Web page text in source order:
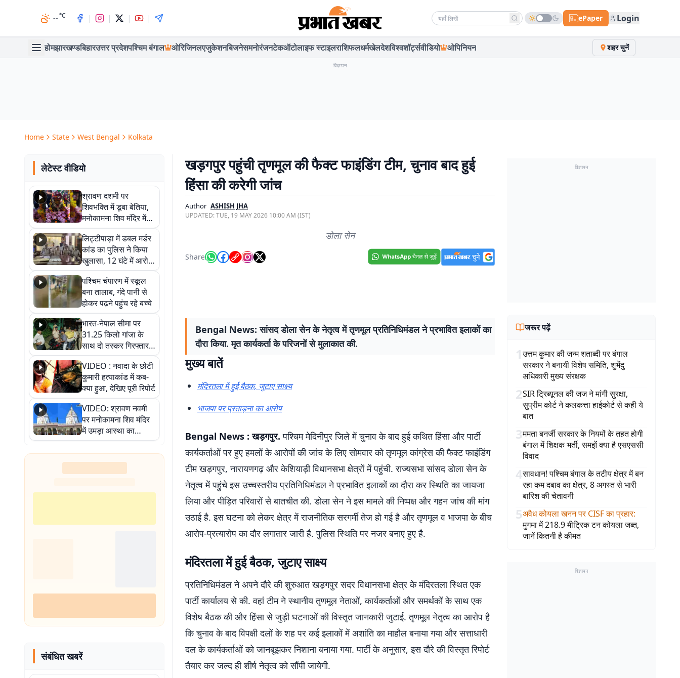
--°C | | | | Search news ePaper Login
होमझारखण्डबिहारउत्तर प्रदेशपश्चिम बंगाल ओरिजिनलएजुकेशनबिजनेसमनोरंजनटेकऑटोलाइफ स्टाइलराशिफलधर्मखेलदेशविश्वशॉर्ट्सवीडियो ओपिनियन शहर चुनें
विज्ञापन
Home State West Bengal Kolkata
लेटेस्ट वीडियो
श्रावण दशमी पर
शिवभक्ति में डूबा बेतिया,
मनोकामना शिव मंदिर में
हुआ भव्य श्रृंगार
लिट्टीपाड़ा में डबल मर्डर
कांड का पुलिस ने किया
खुलासा, 12 घंटे में आरोपी
गिरफ्तार
पश्चिम चंपारण में स्कूल
बना तालाब, गंदे पानी से
होकर पढ़ने पहुंच रहे बच्चे
भारत-नेपाल सीमा पर
31.25 किलो गांजा के
साथ दो तस्कर गिरफ्तार,
नेपाली नंबर की बाइक
जब्त
VIDEO : नवादा के छोटी
कुमारी हत्याकांड में कब-
क्या हुआ, देखिए पूरी रिपोर्ट
VIDEO: श्रावण नवमी
पर मनोकामना शिव मंदिर
में उमड़ा आस्था का
सैलाब, हर-हर महादेव के
जयघोष से गूंजा परिसर
संबंधित खबरें
खड़गपुर पहुंची तृणमूल की फैक्ट फाइंडिंग टीम, चुनाव बाद हुई
हिंसा की करेगी जांच
Author ASHISH JHA
UPDATED:TUE, 19 MAY 2026 10:00 AM (IST)
डोला सेन
Share
Bengal News: सांसद डोला सेन के नेतृत्व में तृणमूल प्रतिनिधिमंडल ने प्रभावित इलाकों का
दौरा किया. मृत कार्यकर्ता के परिजनों से मुलाकात की.
मुख्य बातें
मंदिरतला में हुई बैठक, जुटाए साक्ष्य
भाजपा पर प्रताड़ना का आरोप
Bengal News : खड़गपुर. पश्चिम मेदिनीपुर जिले में चुनाव के बाद हुई कथित हिंसा और पार्टी
कार्यकर्ताओं पर हुए हमलों के आरोपों की जांच के लिए सोमवार को तृणमूल कांग्रेस की फैक्ट फाइंडिंग
टीम खड़गपुर, नारायणगढ़ और केशियाड़ी विधानसभा क्षेत्रों में पहुंची. राज्यसभा सांसद डोला सेन के
नेतृत्व में पहुंचे इस उच्चस्तरीय प्रतिनिधिमंडल ने प्रभावित इलाकों का दौरा कर स्थिति का जायजा
लिया और पीड़ित परिवारों से बातचीत की. डोला सेन ने इस मामले की निष्पक्ष और गहन जांच की मांग
उठाई है. इस घटना को लेकर क्षेत्र में राजनीतिक सरगर्मी तेज हो गई है और तृणमूल व भाजपा के बीच
आरोप-प्रत्यारोप का दौर लगातार जारी है. पुलिस स्थिति पर नजर बनाए हुए है.
मंदिरतला में हुई बैठक, जुटाए साक्ष्य
प्रतिनिधिमंडल ने अपने दौरे की शुरुआत खड़गपुर सदर विधानसभा क्षेत्र के मंदिरतला स्थित एक
पार्टी कार्यालय से की. वहां टीम ने स्थानीय तृणमूल नेताओं, कार्यकर्ताओं और समर्थकों के साथ एक
विशेष बैठक की और हिंसा से जुड़ी घटनाओं की विस्तृत जानकारी जुटाई. तृणमूल नेतृत्व का आरोप है
कि चुनाव के बाद विपक्षी दलों के शह पर कई इलाकों में अशांति का माहौल बनाया गया और सत्ताधारी
दल के कार्यकर्ताओं को जानबूझकर निशाना बनाया गया. पार्टी के अनुसार, इस दौरे की विस्तृत रिपोर्ट
तैयार कर जल्द ही शीर्ष नेतृत्व को सौंपी जायेगी.
विज्ञापन
जरूर पढ़ें
1उत्तम कुमार की जन्म शताब्दी पर बंगाल
सरकार ने बनायी विशेष समिति, शुभेंदु
अधिकारी मुख्य संरक्षक
2SIR ट्रिब्यूनल की जज ने मांगी सुरक्षा,
सुप्रीम कोर्ट ने कलकत्ता हाईकोर्ट से कही ये
बात
3ममता बनर्जी सरकार के नियमों के तहत होगी
बंगाल में शिक्षक भर्ती, समझें क्या है एसएससी
विवाद
4सावधान! पश्चिम बंगाल के तटीय क्षेत्र में बन
रहा कम दबाव का क्षेत्र, 8 अगस्त से भारी
बारिश की चेतावनी
5अवैध कोयला खनन पर CISF का प्रहार:
मुगमा में 218.9 मीट्रिक टन कोयला जब्त,
जानें कितनी है कीमत
विज्ञापन